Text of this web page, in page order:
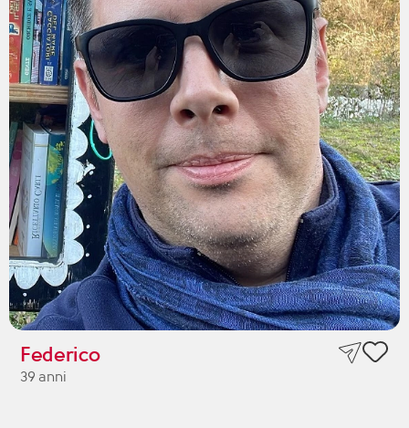
Federico
39 anni